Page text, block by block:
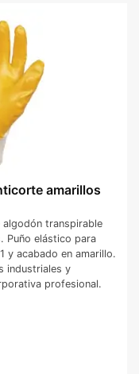
amarillos
transpirable
Puño elástico para
y acabado en amarillo.
industriales y
profesional.